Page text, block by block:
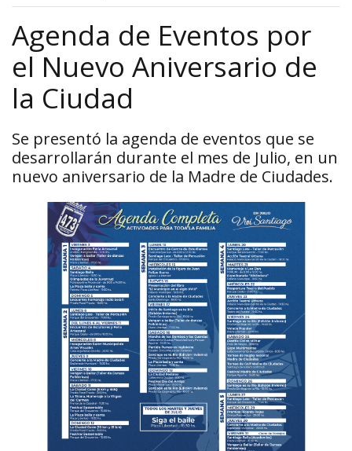
Agenda de Eventos por
el Nuevo Aniversario de
la Ciudad
Se presentó la agenda de eventos que se
desarrollarán durante el mes de Julio, en un
nuevo aniversario de la Madre de Ciudades.